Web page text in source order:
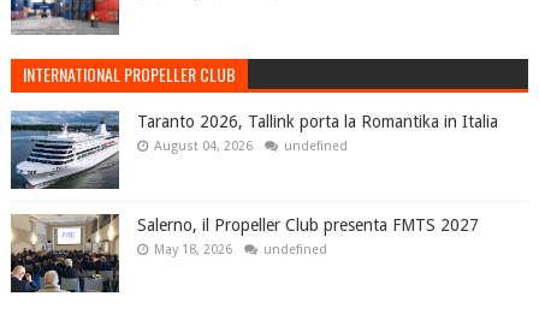
INTERNATIONAL PROPELLER CLUB
Taranto 2026, Tallink porta la Romantika in Italia
August 04, 2026 undefined
Salerno, il Propeller Club presenta FMTS 2027
May 18, 2026 undefined